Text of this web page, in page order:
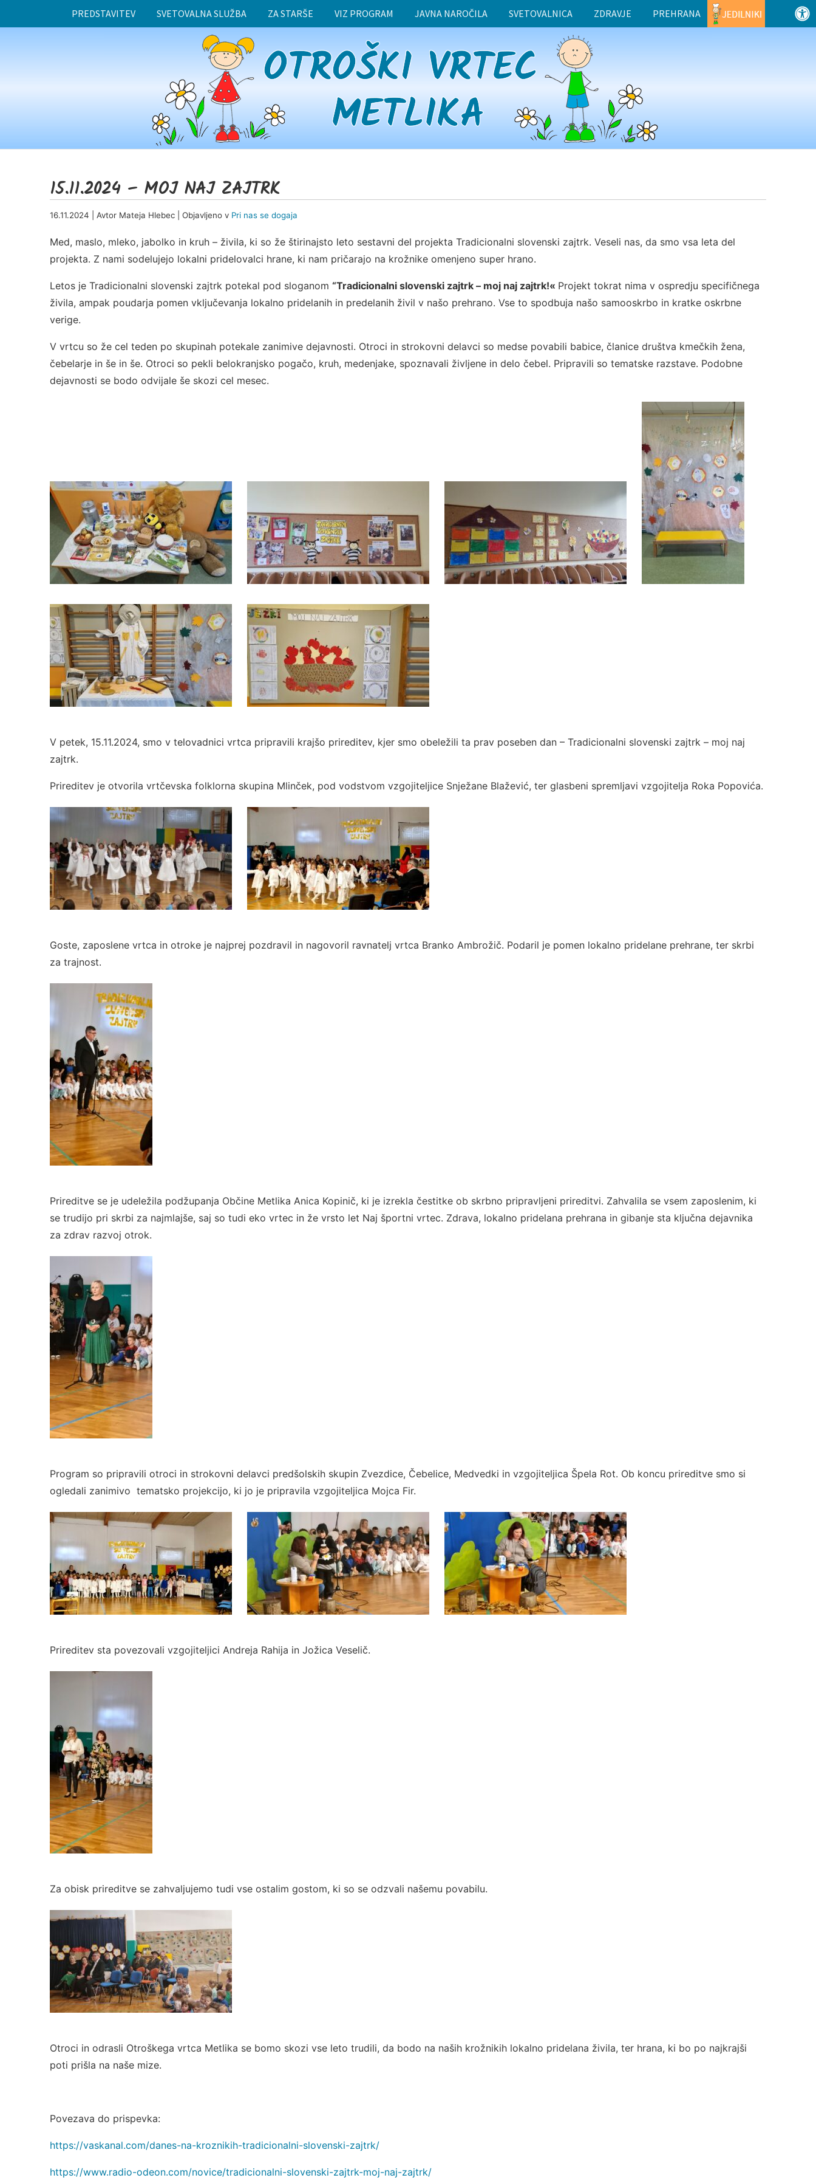
PREDSTAVITEV SVETOVALNA SLUŽBA ZA STARŠE VIZ PROGRAM JAVNA NAROČILA SVETOVALNICA ZDRAVJE PREHRANA
15.11.2024 – MOJ NAJ ZAJTRK
16.11.2024 | Avtor Mateja Hlebec | Objavljeno v Pri nas se dogaja
Med, maslo, mleko, jabolko in kruh – živila, ki so že štirinajsto leto sestavni del projekta Tradicionalni slovenski zajtrk. Veseli nas, da smo vsa leta del
projekta. Z nami sodelujejo lokalni pridelovalci hrane, ki nam pričarajo na krožnike omenjeno super hrano.
Letos je Tradicionalni slovenski zajtrk potekal pod sloganom “Tradicionalni slovenski zajtrk – moj naj zajtrk!« Projekt tokrat nima v ospredju specifičnega
živila, ampak poudarja pomen vključevanja lokalno pridelanih in predelanih živil v našo prehrano. Vse to spodbuja našo samooskrbo in kratke oskrbne
verige.
V vrtcu so že cel teden po skupinah potekale zanimive dejavnosti. Otroci in strokovni delavci so medse povabili babice, članice društva kmečkih žena,
čebelarje in še in še. Otroci so pekli belokranjsko pogačo, kruh, medenjake, spoznavali življene in delo čebel. Pripravili so tematske razstave. Podobne
dejavnosti se bodo odvijale še skozi cel mesec.
V petek, 15.11.2024, smo v telovadnici vrtca pripravili krajšo prireditev, kjer smo obeležili ta prav poseben dan – Tradicionalni slovenski zajtrk – moj naj
zajtrk.
Prireditev je otvorila vrtčevska folklorna skupina Mlinček, pod vodstvom vzgojiteljice Snježane Blažević, ter glasbeni spremljavi vzgojitelja Roka Popovića.
Goste, zaposlene vrtca in otroke je najprej pozdravil in nagovoril ravnatelj vrtca Branko Ambrožič. Podaril je pomen lokalno pridelane prehrane, ter skrbi
za trajnost.
Prireditve se je udeležila podžupanja Občine Metlika Anica Kopinič, ki je izrekla čestitke ob skrbno pripravljeni prireditvi. Zahvalila se vsem zaposlenim, ki
se trudijo pri skrbi za najmlajše, saj so tudi eko vrtec in že vrsto let Naj športni vrtec. Zdrava, lokalno pridelana prehrana in gibanje sta ključna dejavnika
za zdrav razvoj otrok.
Program so pripravili otroci in strokovni delavci predšolskih skupin Zvezdice, Čebelice, Medvedki in vzgojiteljica Špela Rot. Ob koncu prireditve smo si
ogledali zanimivo tematsko projekcijo, ki jo je pripravila vzgojiteljica Mojca Fir.
Prireditev sta povezovali vzgojiteljici Andreja Rahija in Jožica Veselič.
Za obisk prireditve se zahvaljujemo tudi vse ostalim gostom, ki so se odzvali našemu povabilu.
Otroci in odrasli Otroškega vrtca Metlika se bomo skozi vse leto trudili, da bodo na naših krožnikih lokalno pridelana živila, ter hrana, ki bo po najkrajši
poti prišla na naše mize.
Povezava do prispevka:
https://vaskanal.com/danes-na-kroznikih-tradicionalni-slovenski-zajtrk/
https://www.radio-odeon.com/novice/tradicionalni-slovenski-zajtrk-moj-naj-zajtrk/